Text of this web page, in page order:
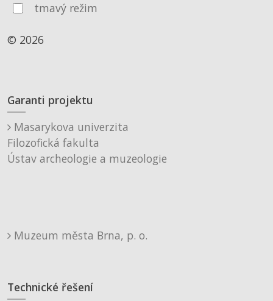
tmavý režim
© 2026
Garanti projektu
Masarykova univerzita
Filozofická fakulta
Ústav archeologie a muzeologie
Muzeum města Brna, p. o.
Technické řešení